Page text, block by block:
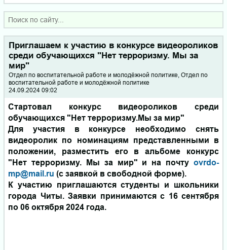
Приглашаем к участию в конкурсе видеороликов
среди обучающихся "Нет терроризму. Мы за
мир"
Отдел по воспитательной работе и молодёжной политике, Отдел по
воспитательной работе и молодёжной политике
24.09.2024 09:02
Стартовал конкурс видеороликов среди
обучающихся "Нет терроризму.Мы за мир"
Для участия в конкурсе необходимо снять
видеоролик по номинациям представленными в
положении, разместить его в альбоме конкурс
"Нет терроризму. Мы за мир" и на почту ovrdo-
mp@mail.ru (с заявкой в свободной форме).
К участию приглашаются студенты и школьники
города Читы. Заявки принимаются с 16 сентября
по 06 октября 2024 года.